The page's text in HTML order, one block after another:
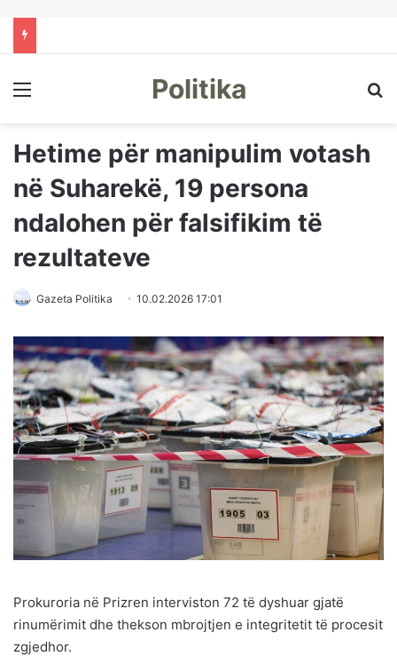
Menu Politika
Hetime për manipulim votash
në Suharekë, 19 persona
ndalohen për falsifikim të
rezultateve
Gazeta Politika 10.02.2026 17:01
Prokuroria në Prizren interviston 72 të dyshuar gjatë
rinumërimit dhe thekson mbrojtjen e integritetit të procesit
zgjedhor.